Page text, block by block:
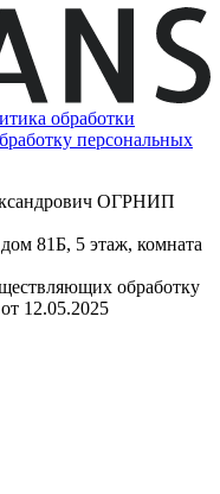
обработки
персональных
ОГРНИП
81Б, 5 этаж, комната
обработку
12.05.2025